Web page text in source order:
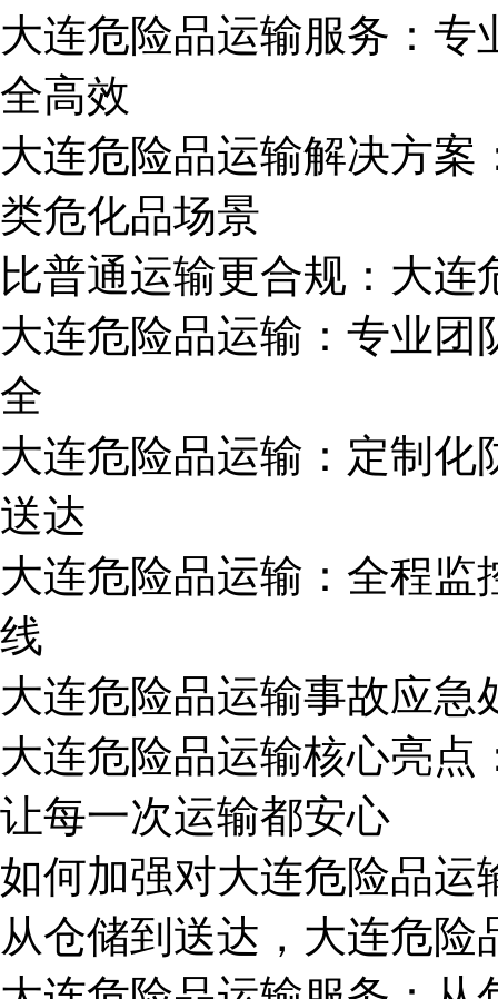
大连危险品运输服务：
全高效
大连危险品运输解决方
类危化品场景
比普通运输更合规：大
大连危险品运输：专业团
全
大连危险品运输：定制
送达
大连危险品运输：全程
线
大连危险品运输事故应
大连危险品运输核心亮点
让每一次运输都安心
如何加强对大连危险品运
从仓储到送达，大连危